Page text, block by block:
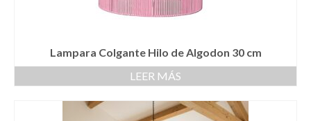
Lampara Colgante Hilo de Algodon 30 cm
LEER MÁS